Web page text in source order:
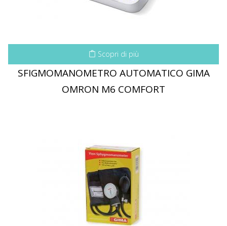
Scopri di più
SFIGMOMANOMETRO AUTOMATICO GIMA
OMRON M6 COMFORT